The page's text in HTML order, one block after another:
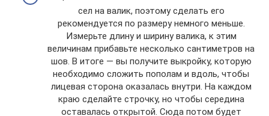
сел на валик, поэтому сделать его
рекомендуется по размеру немного меньше.
Измерьте длину и ширину валика, к этим
величинам прибавьте несколько сантиметров на
шов. В итоге — вы получите выкройку, которую
необходимо сложить пополам и вдоль, чтобы
лицевая сторона оказалась внутри. На каждом
краю сделайте строчку, но чтобы середина
оставалась открытой. Сюда потом будет